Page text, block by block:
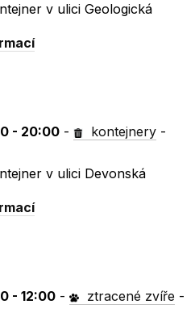
v ulici Geologická
- 20:00 - kontejnery -
v ulici Devonská
- 12:00 - ztracené zvíře -